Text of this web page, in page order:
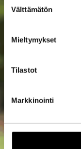
valinta
Välttämätön
Mieltymykset
Tilastot
Markkinointi